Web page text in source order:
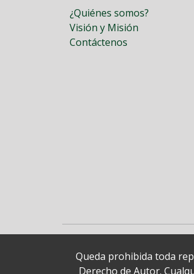
¿Quiénes somos?
Visión y Misión
Contáctenos
Queda prohibida toda
Derecho de Autor.